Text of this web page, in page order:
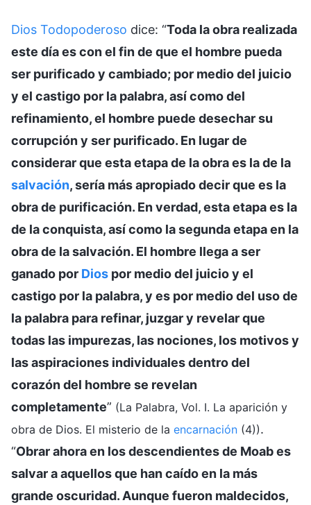
Dios Todopoderoso dice: “Toda la obra realizada
este día es con el fin de que el hombre pueda
ser purificado y cambiado; por medio del juicio
y el castigo por la palabra, así como del
refinamiento, el hombre puede desechar su
corrupción y ser purificado. En lugar de
considerar que esta etapa de la obra es la de la
salvación, sería más apropiado decir que es la
obra de purificación. En verdad, esta etapa es la
de la conquista, así como la segunda etapa en la
obra de la salvación. El hombre llega a ser
ganado por Dios por medio del juicio y el
castigo por la palabra, y es por medio del uso de
la palabra para refinar, juzgar y revelar que
todas las impurezas, las nociones, los motivos y
las aspiraciones individuales dentro del
corazón del hombre se revelan
completamente” (La Palabra, Vol. I. La aparición y
obra de Dios. El misterio de la encarnación (4)).
“Obrar ahora en los descendientes de Moab es
salvar a aquellos que han caído en la más
grande oscuridad. Aunque fueron maldecidos,